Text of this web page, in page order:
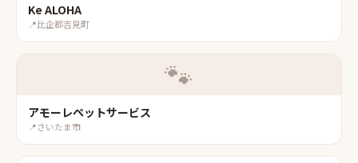
Ke ALOHA
📍比企郡吉見町
🐾
アモーレペットサービス
📍さいたま市